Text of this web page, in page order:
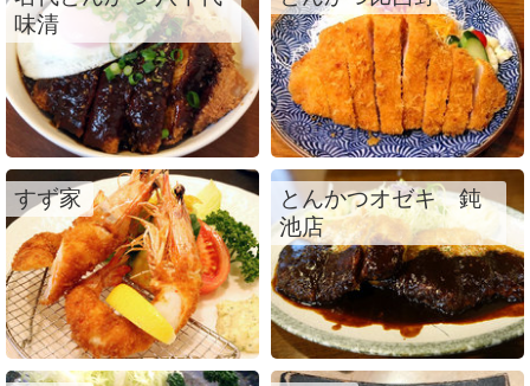
味清
すず家
とんかつオゼキ 鈍
池店